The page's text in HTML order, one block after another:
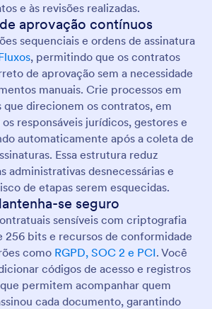
e às revisões realizadas.
aprovação contínuos
sequenciais e ordens de assinatura
, permitindo que os contratos
de aprovação sem a necessidade
manuais. Crie processos em
que direcionem os contratos, em
responsáveis jurídicos, gestores e
automaticamente após a coleta de
Essa estrutura reduz
administrativas desnecessárias e
de etapas serem esquecidas.
se seguro
sensíveis com criptografia
256 bits e recursos de conformidade
como RGPD, SOC 2 e PCI. Você
códigos de acesso e registros
permitem acompanhar quem
cada documento, garantindo